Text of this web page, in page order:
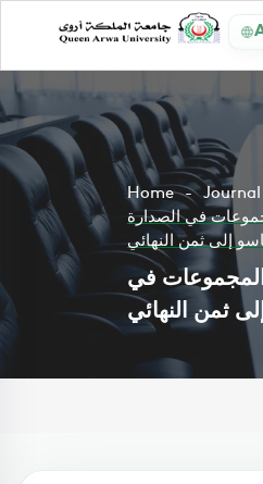
Home
Journal
في الصدارة
إلى ثمن النهائي
المجموعات في
ثمن النهائي